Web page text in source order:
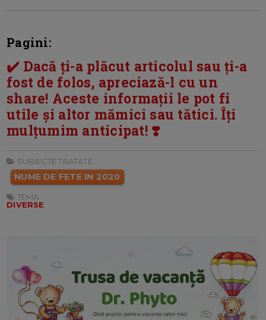
Pagini:
✔️ Dacă ți-a plăcut articolul sau ți-a
fost de folos, apreciază-l cu un
share! Aceste informații le pot fi
utile și altor mămici sau tătici. Îți
mulțumim anticipat! ❣️
SUBIECTE TRATATE:
NUME DE FETE IN 2020
TEMA:
DIVERSE